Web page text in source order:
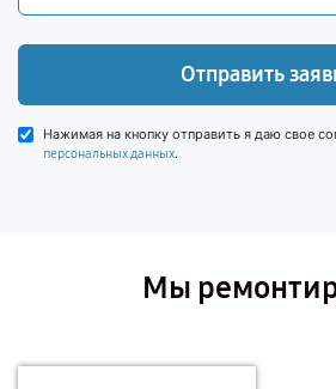
Отправить
Нажимая на кнопку отправить я даю свое
персональных данных.
Мы